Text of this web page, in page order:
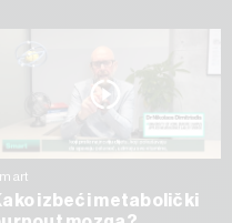
izbeći metabolički